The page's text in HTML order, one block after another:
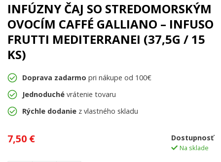
INFÚZNY ČAJ SO STREDOMORSKÝM
OVOCÍM CAFFÉ GALLIANO – INFUSO
FRUTTI MEDITERRANEI (37,5G / 15
KS)
Doprava zadarmo pri nákupe od 100€
Jednoduché vrátenie tovaru
Rýchle dodanie z vlastného skladu
7,50 € Dostupnosť
Na sklade